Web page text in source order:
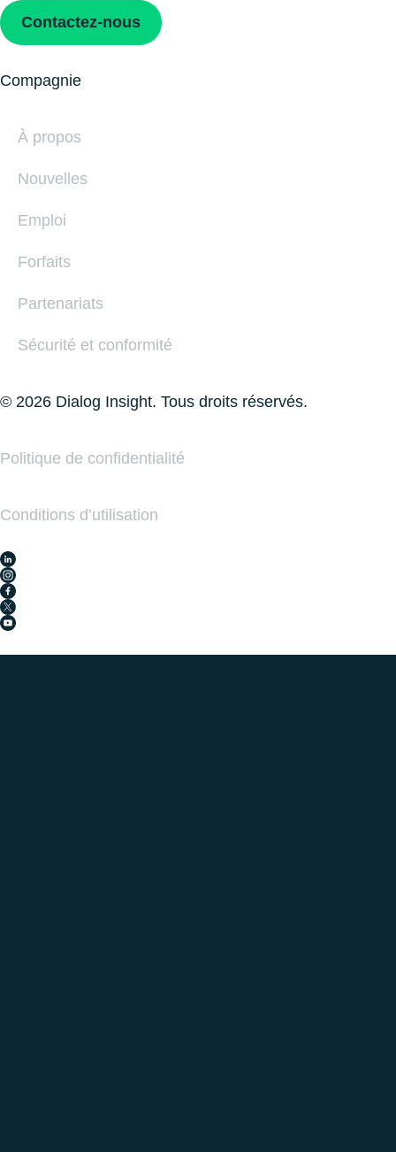
Contactez-nous
Compagnie
À propos
Nouvelles
Emploi
Forfaits
Partenariats
Sécurité et conformité
© 2026 Dialog Insight. Tous droits réservés.
Politique de conﬁdentialité
Conditions d’utilisation